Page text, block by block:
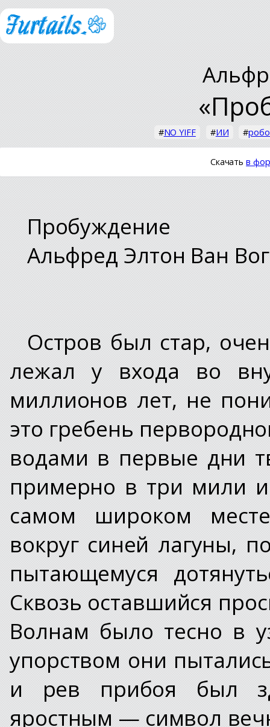
#NO YIFF #ИИ #
Скачатьв
Пробуждение
Альфред Элтон Ван
Остров был стар,
лежал у входа во
миллионов лет, не
это гребень
водами в первые дни
примерно в три мили
самом широком
вокруг синей лагуны,
пытающемуся
Сквозь оставшийся
Волнам было тесно в
упорством они
и рев прибоя был
яростным — символ